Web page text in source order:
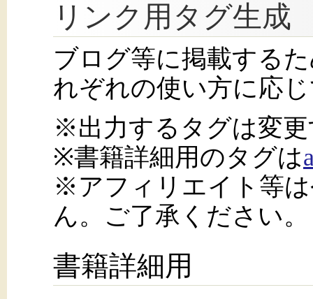
リンク用タグ生成
ブログ等に掲載する
れぞれの使い方に応
※出力するタグは変
※書籍詳細用のタグは
※アフィリエイト等
ん。ご了承ください。
書籍詳細用